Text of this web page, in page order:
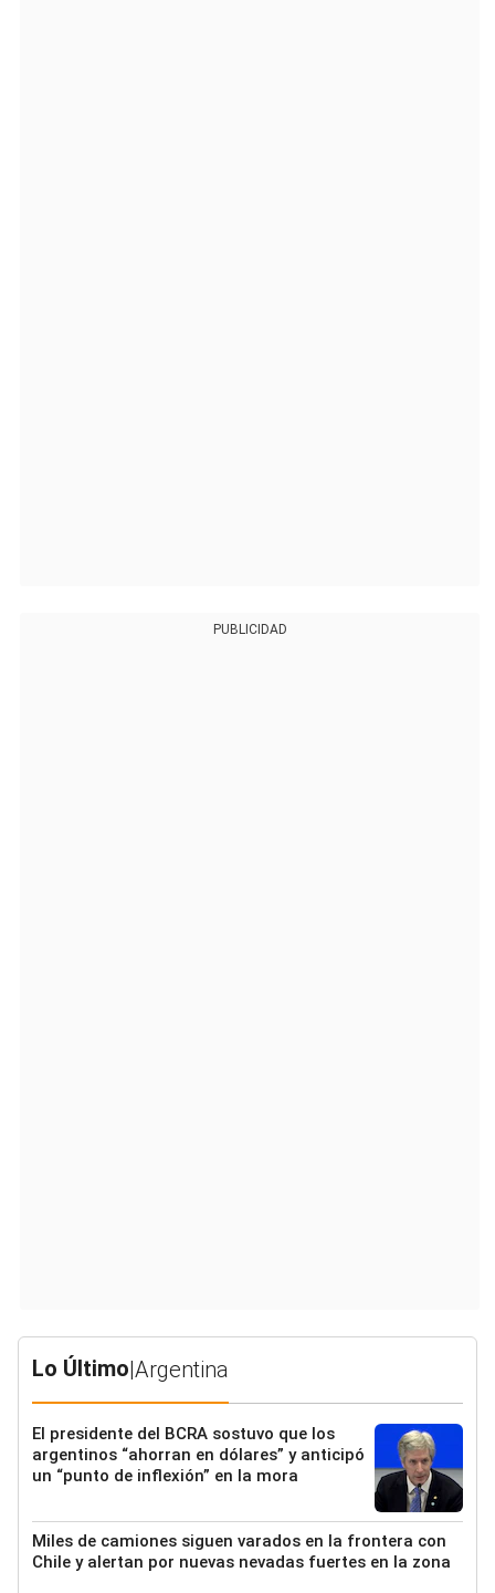
PUBLICIDAD
Lo Último|Argentina
El presidente del BCRA sostuvo que los
argentinos “ahorran en dólares” y anticipó
un “punto de inflexión” en la mora
Miles de camiones siguen varados en la frontera con
Chile y alertan por nuevas nevadas fuertes en la zona